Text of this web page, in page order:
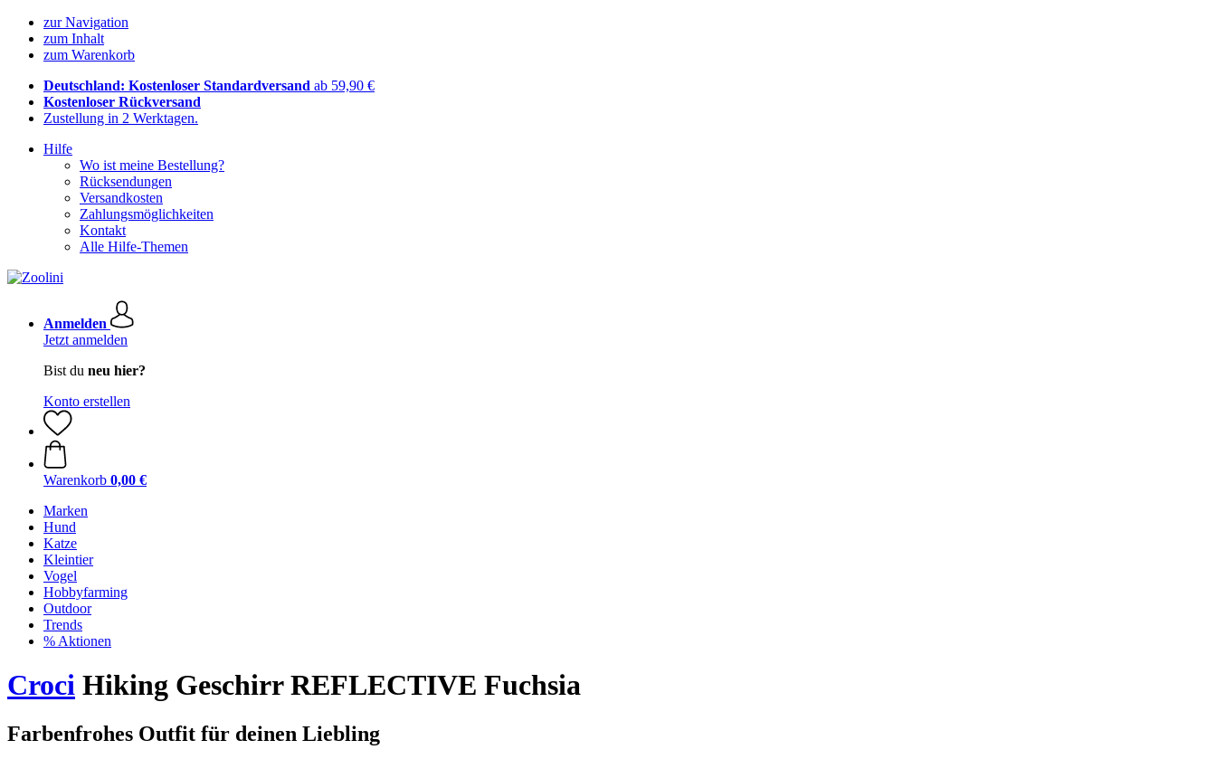
zur Navigation
zum Inhalt
zum Warenkorb
Deutschland: Kostenloser Standardversand ab 59,90 €
Kostenloser Rückversand
Zustellung in 2 Werktagen.
Hilfe
Wo ist meine Bestellung?
Rücksendungen
Versandkosten
Zahlungsmöglichkeiten
Kontakt
Alle Hilfe-Themen
Anmelden
Jetzt anmelden
Bist du neu hier?
Konto erstellen
Warenkorb 0,00 €
Marken
Hund
Katze
Kleintier
Vogel
Hobbyfarming
Outdoor
Trends
% Aktionen
Croci Hiking Geschirr REFLECTIVE Fuchsia
Farbenfrohes Outfit für deinen Liebling